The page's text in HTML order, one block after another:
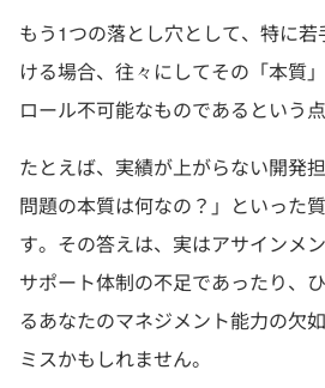
もう1つの落とし穴として、特に
ける場合、往々にしてその「本質
ロール不可能なものであるという
たとえば、実績が上がらない開発
問題の本質は何なの？」といった
す。その答えは、実はアサインメ
サポート体制の不足であったり、
るあなたのマネジメント能力の欠
ミスかもしれません。